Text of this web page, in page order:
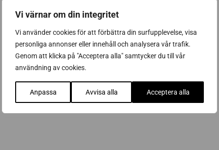
Vi värnar om din integritet
Vi använder cookies för att förbättra din surfupplevelse, visa
personliga annonser eller innehåll och analysera vår trafik.
Genom att klicka på "Acceptera alla" samtycker du till vår
användning av cookies.
Anpassa Avvisa alla Acceptera alla
Vi erbjuder säkerhetstjänster i Stockholm för företag som
värdesätter trygghet, flexibilitet och hög kvalitet – från
bevakning och larmtjänster till skräddarsydda
säkerhetslösningar.